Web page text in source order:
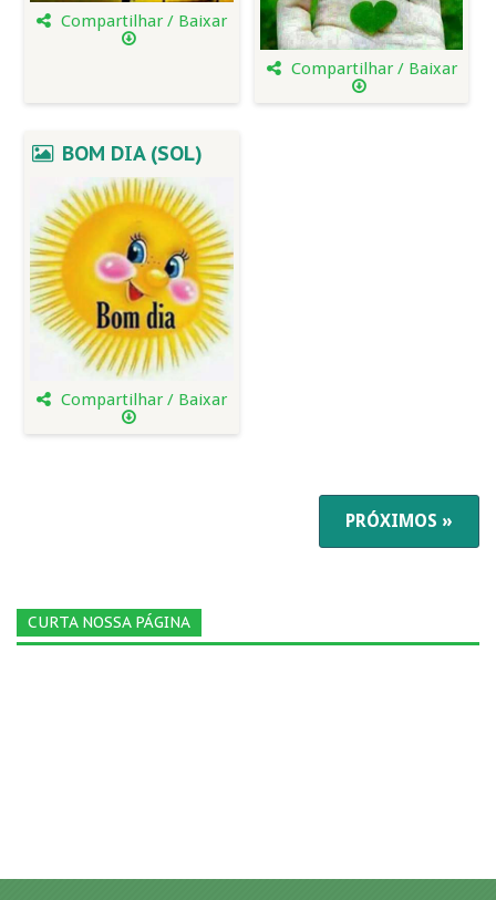
Compartilhar / Baixar
Compartilhar / Baixar
BOM DIA (SOL)
Compartilhar / Baixar
PRÓXIMOS »
CURTA NOSSA PÁGINA